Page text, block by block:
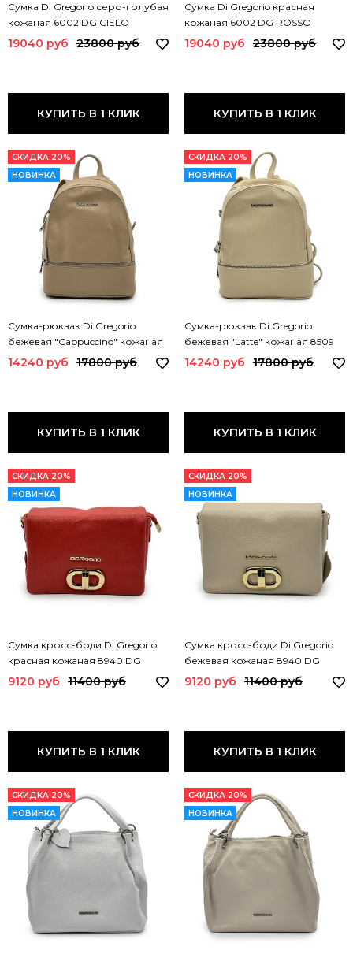
Сумка Di Gregorio серо-голубая
кожаная 6002 DG CIELO
19040 руб 23800 руб
КУПИТЬ В 1 КЛИК
Сумка Di Gregorio красная
кожаная 6002 DG ROSSO
19040 руб 23800 руб
КУПИТЬ В 1 КЛИК
СКИДКА 20%
НОВИНКА
Сумка-рюкзак Di Gregorio
бежевая "Cappuccino" кожаная
8509 DG CAPPUCCINO
14240 руб 17800 руб
КУПИТЬ В 1 КЛИК
СКИДКА 20%
НОВИНКА
Сумка-рюкзак Di Gregorio
бежевая "Latte" кожаная 8509
DG LATTE
14240 руб 17800 руб
КУПИТЬ В 1 КЛИК
СКИДКА 20%
НОВИНКА
Сумка кросс-боди Di Gregorio
красная кожаная 8940 DG
ROSSO
9120 руб 11400 руб
КУПИТЬ В 1 КЛИК
СКИДКА 20%
НОВИНКА
Сумка кросс-боди Di Gregorio
бежевая кожаная 8940 DG
LATTE
9120 руб 11400 руб
КУПИТЬ В 1 КЛИК
СКИДКА 20%
НОВИНКА
СКИДКА 20%
НОВИНКА